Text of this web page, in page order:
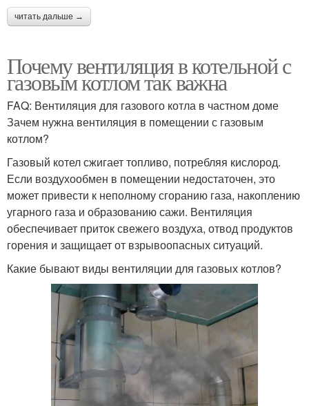
читать дальше →
Почему вентиляция в котельной с
газовым котлом так важна
FAQ: Вентиляция для газового котла в частном доме
Зачем нужна вентиляция в помещении с газовым
котлом?
Газовый котел сжигает топливо, потребляя кислород.
Если воздухообмен в помещении недостаточен, это
может привести к неполному сгоранию газа, накоплению
угарного газа и образованию сажи. Вентиляция
обеспечивает приток свежего воздуха, отвод продуктов
горения и защищает от взрывоопасных ситуаций.
Какие бывают виды вентиляции для газовых котлов?